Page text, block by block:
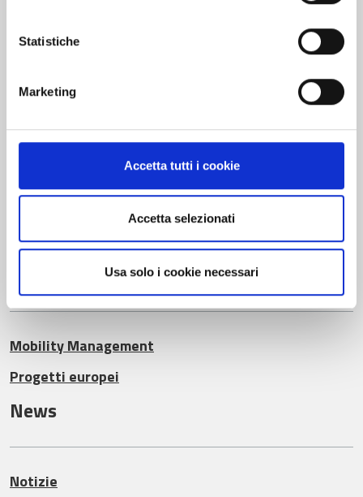
Statistiche
Marketing
Accetta tutti i cookie
Accetta selezionati
Usa solo i cookie necessari
Segnalazioni e contatti
Trasporto Pubblico
Mobilità sostenibile
Mobility Management
Progetti europei
News
Notizie